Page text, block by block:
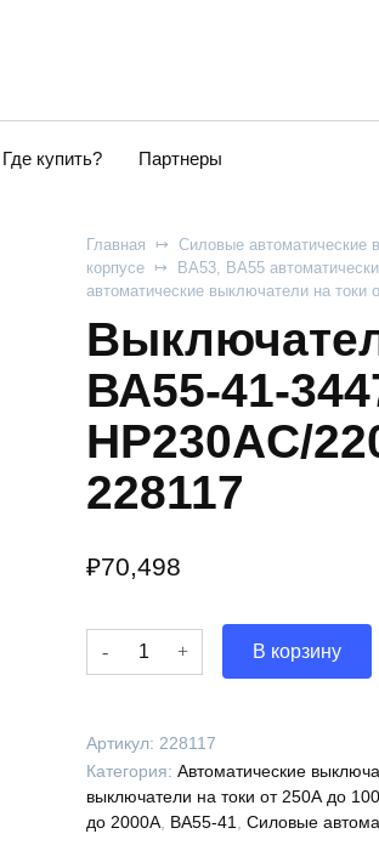
Где купить? Партнеры
Главная Силовые автоматические
корпусе
ВА53, ВА55
автоматические выключатели на токи
ВА55-41-
НР230AC/
228117
₽70,498
Количество
Выключатель
41-
344710-
250А-690AC-
В корзину
Артикул: 228117
Категория: Автоматические
выключатели на токи от 250А до
до 2000А, ВА55-41 Силовые